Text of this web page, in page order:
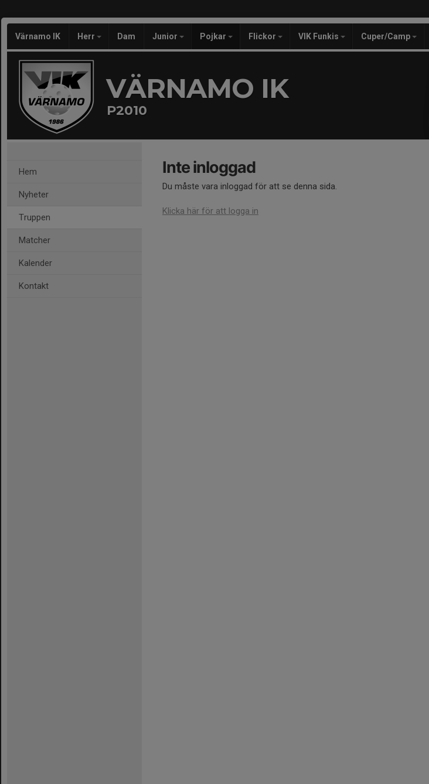
Värnamo IK Herr Dam Junior Pojkar Flickor VIK Funkis Cuper/Camp
VÄRNAMO IK
P2010
Hem
Nyheter
Truppen
Matcher
Kalender
Kontakt
Inte inloggad
Du måste vara inloggad för att se denna sida.
Klicka här för att logga in